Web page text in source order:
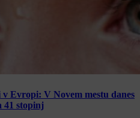
Evropi: V Novem mestu danes
41 stopinj